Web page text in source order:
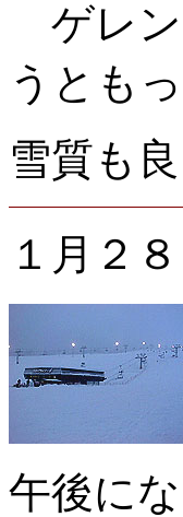
ゲレン
うとも
雪質も
１月２８
午後に